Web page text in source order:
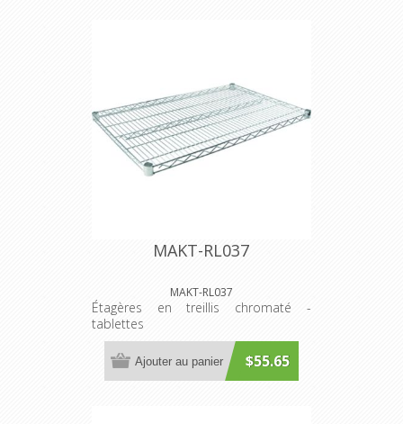
MAKT-RL037
MAKT-RL037
Étagères en treillis chromaté -
tablettes
$55.65
Ajouter au panier